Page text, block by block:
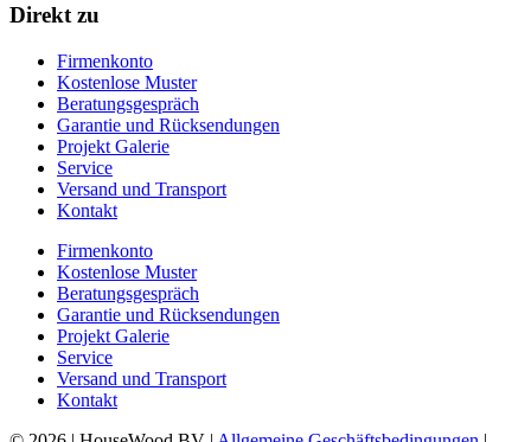
Direkt zu
Firmenkonto
Kostenlose Muster
Beratungsgespräch
Garantie und Rücksendungen
Projekt Galerie
Service
Versand und Transport
Kontakt
Firmenkonto
Kostenlose Muster
Beratungsgespräch
Garantie und Rücksendungen
Projekt Galerie
Service
Versand und Transport
Kontakt